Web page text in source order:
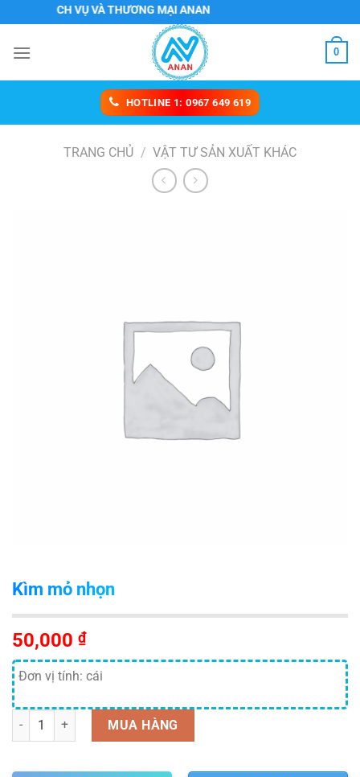
đến
nội
DỊCH VỤ VÀ THƯƠNG MẠI ANAN
0
HOTLINE 1: 0967 649 619
TRANG CHỦ / VẬT TƯ SẢN XUẤT KHÁC
Kìm mỏ nhọn
50,000 ₫
Đơn vị tính: cái
Số lượng MUA HÀNG